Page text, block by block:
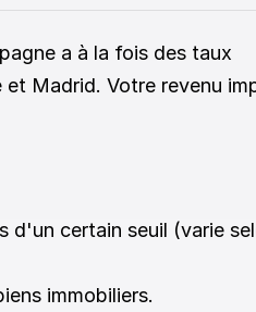
a à la fois des taux
Madrid. Votre revenu
d'un certain seuil (varie
immobiliers.